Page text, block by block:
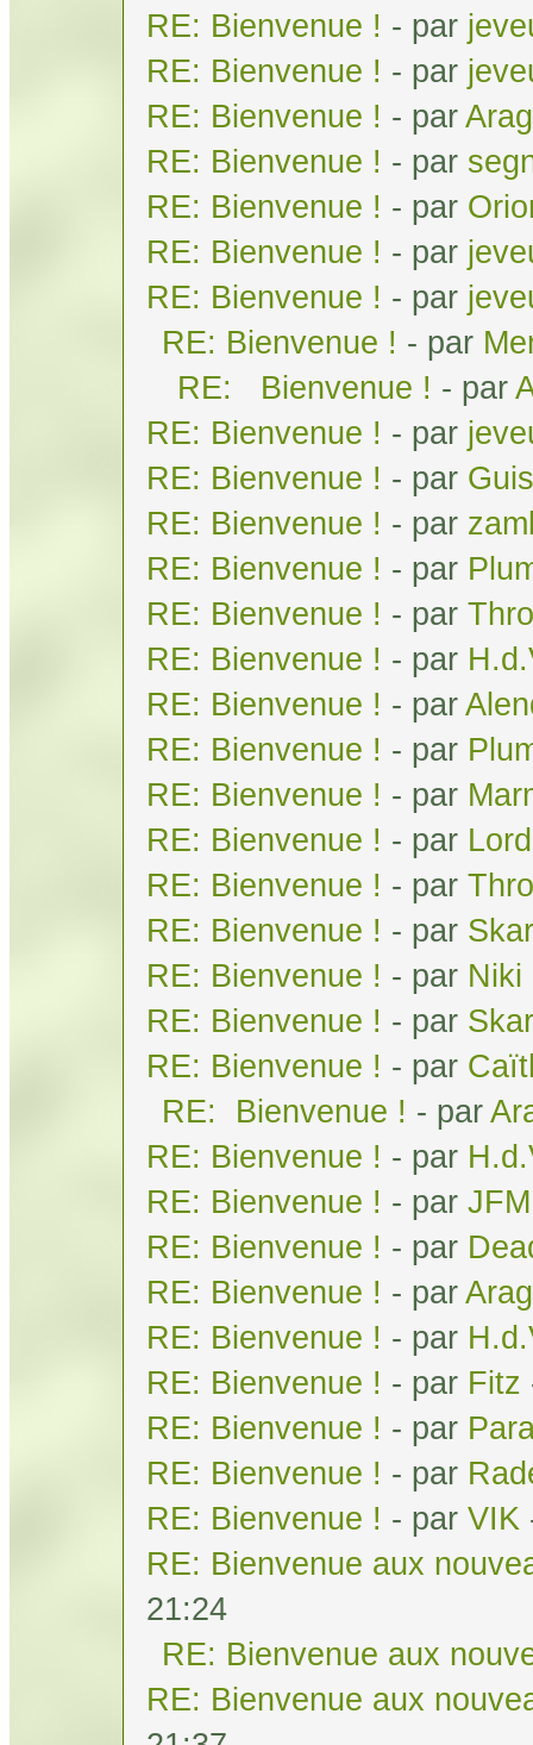
RE: Bienvenue ! - par
RE: Bienvenue ! - par
RE: Bienvenue ! - par
RE: Bienvenue ! - par
RE: Bienvenue ! - par
RE: Bienvenue ! - par
RE: Bienvenue ! - par
RE: Bienvenue ! - par
RE: Bienvenue ! - par
RE: Bienvenue ! - par
RE: Bienvenue ! - par
RE: Bienvenue ! - par
RE: Bienvenue ! - par
RE: Bienvenue ! - par
RE: Bienvenue ! - par
RE: Bienvenue ! - par
RE: Bienvenue ! - par
RE: Bienvenue ! - par
RE: Bienvenue ! - par
RE: Bienvenue ! - par
RE: Bienvenue ! - par
RE: Bienvenue ! - par Niki
RE: Bienvenue ! - par
RE: Bienvenue ! - par
RE: Bienvenue ! - par
RE: Bienvenue ! - par
RE: Bienvenue ! - par JFM
RE: Bienvenue ! - par
RE: Bienvenue ! - par
RE: Bienvenue ! - par
RE: Bienvenue ! - par Fitz
RE: Bienvenue ! - par
RE: Bienvenue ! - par
RE: Bienvenue ! - par VIK
RE: Bienvenue aux
21:24
RE: Bienvenue aux
RE: Bienvenue aux